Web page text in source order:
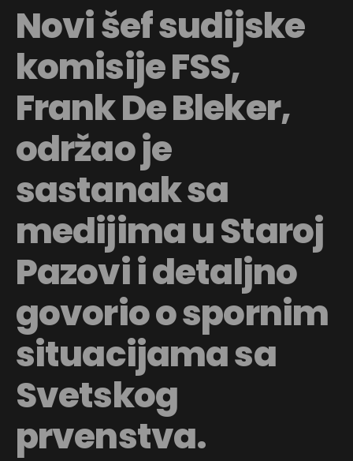
Novi šef sudijske
komisije FSS,
Frank De Bleker,
održao je
sastanak sa
medijima u Staroj
Pazovi i detaljno
govorio o spornim
situacijama sa
Svetskog
prvenstva.